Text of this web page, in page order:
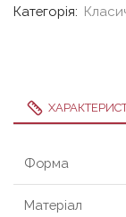
Категорія:
Форма
Матеріал